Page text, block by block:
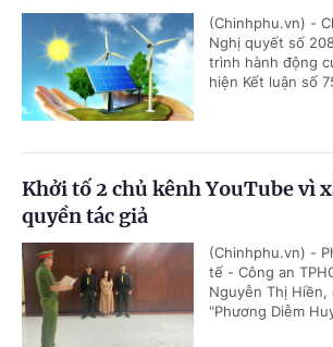
(Chinhphu.vn) -
Nghị quyết số
trình hành động
hiện Kết luận số
Khởi tố 2 chủ kênh YouTube vì
quyền tác giả
(Chinhphu.vn) -
tế - Công an
Nguyễn Thị Hiền,
"Phương Diễm